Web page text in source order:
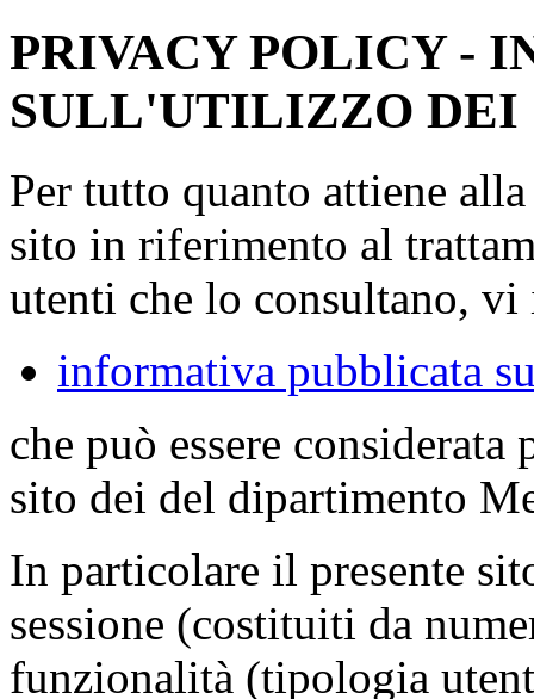
PRIVACY POLICY -
SULL'UTILIZZO DEI
Per tutto quanto attiene
sito in riferimento al
utenti che lo consultano,
informativa pubblicata
che può essere
sito dei del dipartimento
In particolare il presente
sessione (costituiti da
funzionalità (tipologia